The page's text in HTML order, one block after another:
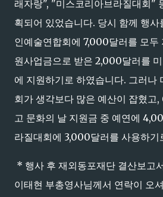
래자랑", "미스코리아브라질대회"
획되어 있었습니다. 당시 함께 행
인예술연합회에 7,000달러를 모두
원사업금으로 받은 2,000달러를
에 지원하기로 하였습니다. 그러나
회가 생각보다 많은 예산이 잡혔고
고 문화의 날 지원금 중 예연에
라질대회에 3,000달러를 사용하기
* 행사 후 재외동포재단 결산보고
이태현 부총영사님께서 연락이 오